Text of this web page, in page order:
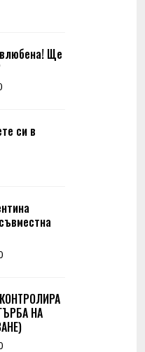
Ще
си в
НА